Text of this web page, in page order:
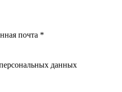
почта *
данных